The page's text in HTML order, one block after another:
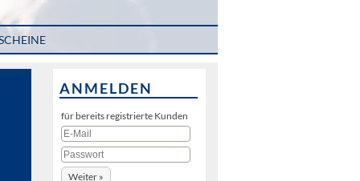
ANMELDEN
für bereits registrierte Kunden